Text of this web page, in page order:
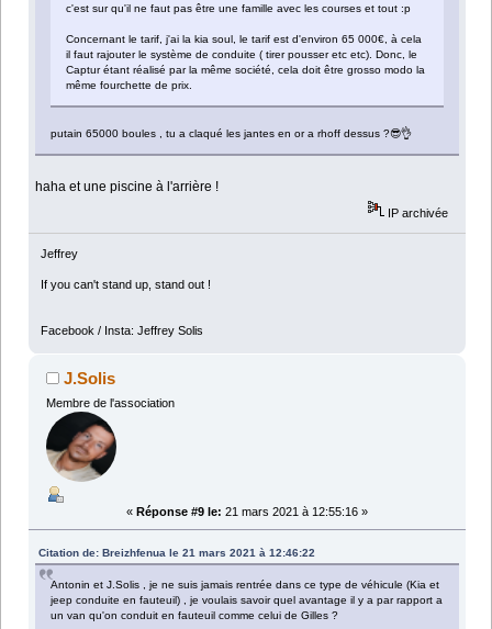
c'est sur qu'il ne faut pas être une famille avec les courses et tout :p
Concernant le tarif, j'ai la kia soul, le tarif est d'environ 65 000€, à cela
il faut rajouter le système de conduite ( tirer pousser etc etc). Donc, le
Captur étant réalisé par la même société, cela doit être grosso modo la
même fourchette de prix.
putain 65000 boules , tu a claqué les jantes en or a rhoff dessus ?😎👌
haha et une piscine à l'arrière !
IP archivée
Jeffrey
If you can't stand up, stand out !
Facebook / Insta: Jeffrey Solis
J.Solis
Membre de l'association
« Réponse #9 le: 21 mars 2021 à 12:55:16 »
Citation de: Breizhfenua le 21 mars 2021 à 12:46:22
Antonin et J.Solis , je ne suis jamais rentrée dans ce type de véhicule (Kia et
jeep conduite en fauteuil) , je voulais savoir quel avantage il y a par rapport a
un van qu'on conduit en fauteuil comme celui de Gilles ?